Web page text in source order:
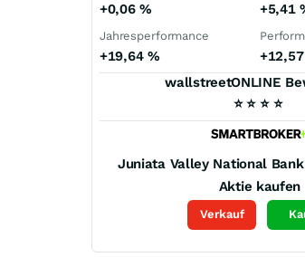
+0,06% +5,41
Jahresperformance
+19,64 % +12,57
wallstreetONLINE
⭐ ⭐ ⭐ ⭐
Juniata Valley National
Aktie kaufen
Verkauf